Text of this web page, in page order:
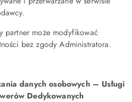
partner może modyfikować
bez zgody Administratora.
danych osobowych – Usługi
Dedykowanych